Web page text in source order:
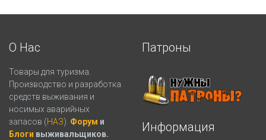
О Нас
Товары для туризма.
Производство и разработка
средств выживания и
носимых аварийных
запасов (НАЗ). Форум и
Блоги выживальщиков.
Патроны
Информация